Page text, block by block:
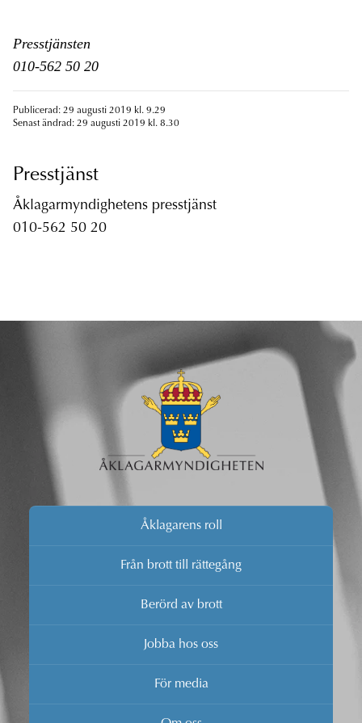
Presstjänsten
010-562 50 20
Publicerad: 29 augusti 2019 kl. 9.29
Senast ändrad: 29 augusti 2019 kl. 8.30
Presstjänst
Åklagarmyndighetens presstjänst
010-562 50 20
Åklagarens roll
Från brott till rättegång
Berörd av brott
Jobba hos oss
För media